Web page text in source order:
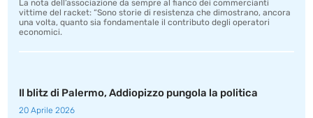
La nota dell’associazione da sempre al fianco dei commercianti
vittime del racket: “Sono storie di resistenza che dimostrano, ancora
una volta, quanto sia fondamentale il contributo degli operatori
economici.
Il blitz di Palermo, Addiopizzo pungola la politica
20 Aprile 2026